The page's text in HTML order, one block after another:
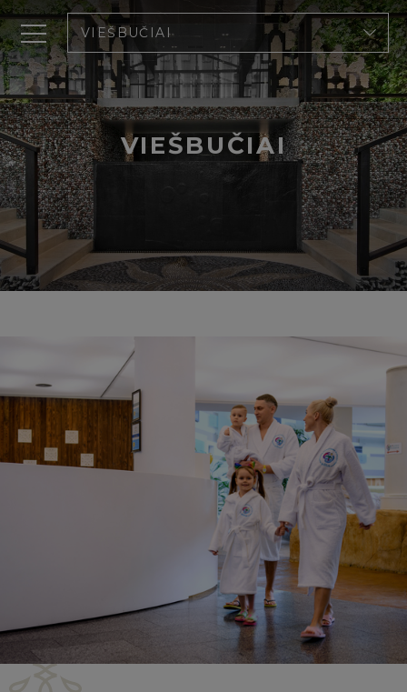
VIEŠBUČIAI
VIEŠBUČIAI